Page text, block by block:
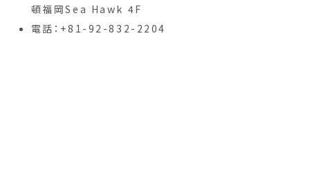
頓福岡Sea Hawk 4F
電話：+81-92-832-2204